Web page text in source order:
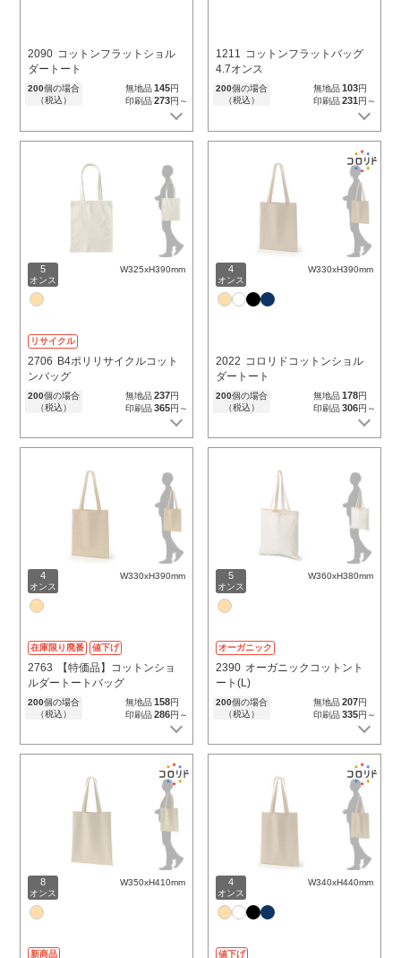
2090 コットンフラットショル
ダートート
200個の場合
（税込）
無地品145円
印刷品273円～
1211 コットンフラットバッグ
4.7オンス
200個の場合
（税込）
無地品103円
印刷品231円～
5
オンス
W325xH390mm
リサイクル
2706 B4ポリリサイクルコット
ンバッグ
200個の場合
（税込）
無地品237円
印刷品365円～
4
オンス
W330xH390mm
2022 コロリドコットンショル
ダートート
200個の場合
（税込）
無地品178円
印刷品306円～
4
オンス
W330xH390mm
在庫限り廃番 値下げ
2763
【特価品】コットンショ
ルダートートバッグ
200個の場合
（税込）
無地品158円
印刷品286円～
5
オンス
W360xH380mm
オーガニック
2390 オーガニックコットント
ート(L)
200個の場合
（税込）
無地品207円
印刷品335円～
8
オンス
W350xH410mm
新商品
4
オンス
W340xH440mm
値下げ